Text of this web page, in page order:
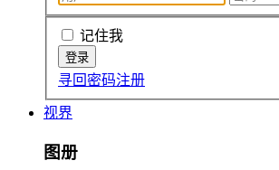
记住我
寻回密码注册
视界
图册